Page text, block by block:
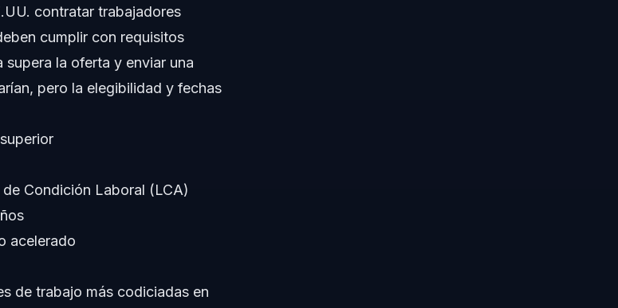
contratar trabajadores
cumplir con requisitos
la oferta y enviar una
pero la elegibilidad y fechas
Condición Laboral (LCA)
acelerado
de trabajo más codiciadas en